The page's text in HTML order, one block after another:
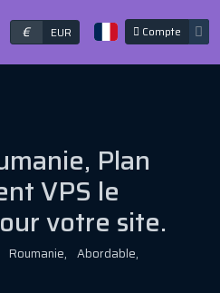
€ EUR Compte
Plan
VPS le
votre site.
Roumanie, Abordable,